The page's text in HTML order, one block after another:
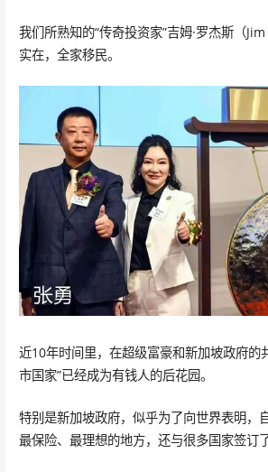
我们所熟知的“传奇投资家”吉姆·罗杰斯（
实在，全家移民。
近10年时间里，在超级富豪和新加坡政府的
市国家”已经成为有钱人的后花园。
特别是新加坡政府，似乎为了向世界表明，
最保险、最理想的地方，还与很多国家签订